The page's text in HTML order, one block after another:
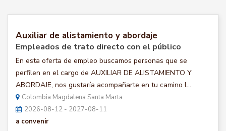
Auxiliar de alistamiento y abordaje
Empleados de trato directo con el público
En esta oferta de empleo buscamos personas que se
perfilen en el cargo de AUXILIAR DE ALISTAMIENTO Y
ABORDAJE, nos gustaría acompañarte en tu camino l...
Colombia Magdalena Santa Marta
2026-08-12 - 2027-08-11
a convenir